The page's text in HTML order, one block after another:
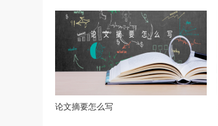
论文摘要怎么写